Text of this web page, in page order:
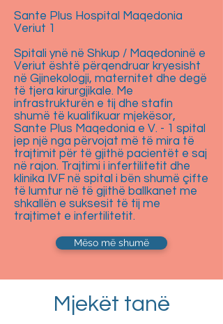
Sante Plus Hospital Maqedonia
Veriut 1
Spitali ynë në Shkup / Maqedoninë e
Veriut është përqendruar kryesisht
në Gjinekologji, maternitet dhe degë
të tjera kirurgjikale. Me
infrastrukturën e tij dhe stafin
shumë të kualifikuar mjekësor,
Sante Plus Maqedonia e V. - 1 spital
jep një nga përvojat më të mira të
trajtimit për të gjithë pacientët e saj
në rajon. Trajtimi i infertilitetit dhe
klinika IVF në spital i bën shumë çifte
të lumtur në të gjithë ballkanet me
shkallën e suksesit të tij me
trajtimet e infertilitetit.
Mëso më shumë
Mjekët tanë